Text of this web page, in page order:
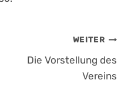
WEITER
Die Vorstellung des
Vereins